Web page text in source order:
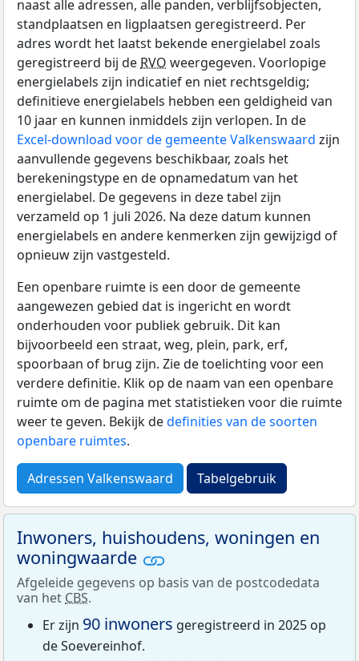
naast alle adressen, alle panden, verblijfsobjecten,
standplaatsen en ligplaatsen geregistreerd. Per
adres wordt het laatst bekende energielabel zoals
geregistreerd bij de RVO weergegeven. Voorlopige
energielabels zijn indicatief en niet rechtsgeldig;
definitieve energielabels hebben een geldigheid van
10 jaar en kunnen inmiddels zijn verlopen. In de
Excel-download voor de gemeente Valkenswaard zijn
aanvullende gegevens beschikbaar, zoals het
berekeningstype en de opnamedatum van het
energielabel. De gegevens in deze tabel zijn
verzameld op 1 juli 2026. Na deze datum kunnen
energielabels en andere kenmerken zijn gewijzigd of
opnieuw zijn vastgesteld.
Een openbare ruimte is een door de gemeente
aangewezen gebied dat is ingericht en wordt
onderhouden voor publiek gebruik. Dit kan
bijvoorbeeld een straat, weg, plein, park, erf,
spoorbaan of brug zijn. Zie de toelichting voor een
verdere definitie. Klik op de naam van een openbare
ruimte om de pagina met statistieken voor die ruimte
weer te geven. Bekijk dedefinities van de soorten
openbare ruimtes.
Adressen Valkenswaard Tabelgebruik
Inwoners, huishoudens, woningen en
woningwaarde
Afgeleide gegevens op basis van de postcodedata
van het CBS.
Er zijn 90 inwoners geregistreerd in 2025 op
de Soevereinhof.